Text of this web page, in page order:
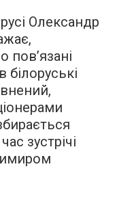
Олександр
пов’язані
зустрічі